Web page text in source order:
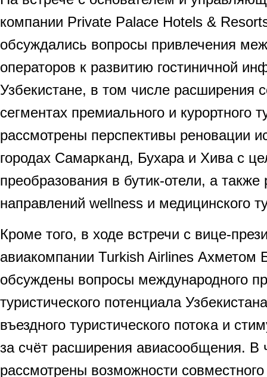
компании Private Palace Hotels &
обсуждались вопросы привлечения
операторов к развитию гостиничной
Узбекистане, в том числе расширения
сегментах премиального и курортного
рассмотрены перспективы реновации
городах Самарканд, Бухара и Хива с
преобразования в бутик-отели, а также
направлений wellness и медицинского
Кроме того, в ходе встречи с вице-
авиакомпании Turkish Airlines
обсуждены вопросы международного
туристического потенциала
въездного туристического потока и
за счёт расширения авиасообщения. В
рассмотрены возможности